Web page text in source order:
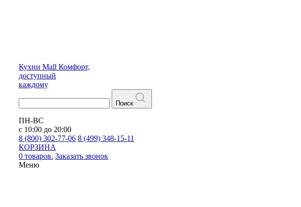
Кухни Mall Комфорт,
доступный
каждому
Поиск
ПН-ВС
с 10:00 до 20:00
8 (800) 302-77-06 8 (499) 348-15-11
КОРЗИНА
0 товаров. Заказать звонок
Меню